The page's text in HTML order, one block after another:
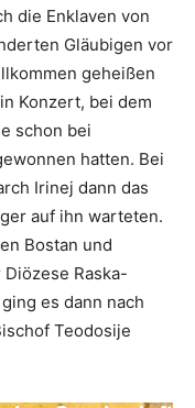
die Enklaven von
Gläubigen vor
geheißen
Konzert, bei dem
schon bei
hatten. Bei
Irinej dann das
auf ihn warteten.
Bostan und
Raska-
es dann nach
Teodosije